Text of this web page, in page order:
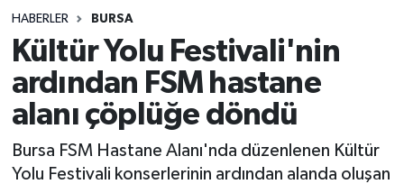
HABERLER BURSA
Kültür Yolu Festivali'nin
ardından FSM hastane
alanı çöplüğe döndü
Bursa FSM Hastane Alanı'nda düzenlenen Kültür
Yolu Festivali konserlerinin ardından alanda oluşan
Spor
Teknoloji
Yaşam